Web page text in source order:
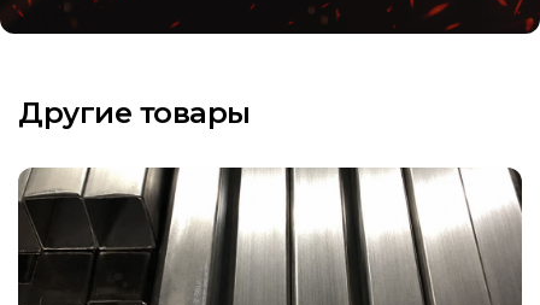
Другие товары